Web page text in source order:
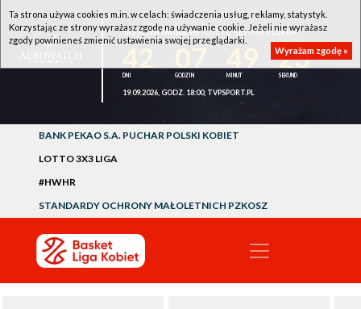
1KS ŚLĘZA WROCŁAW - LOTTO AZS UMCS LUBLIN
23
19.09.2026, GODZ. 18:00, TVPSPORT.PL
BANK PEKAO S.A. PUCHAR POLSKI KOBIET
LOTTO 3X3 LIGA
#HWHR
STANDARDY OCHRONY MAŁOLETNICH PZKOSZ
Ta strona używa cookies m.in. w celach: świadczenia usług, reklamy, statystyk.
Korzystając ze strony wyrażasz zgodę na używanie cookie. Jeżeli nie wyrażasz
zgody powinieneś zmienić ustawienia swojej przeglądarki.
Wyrażam zgodę »